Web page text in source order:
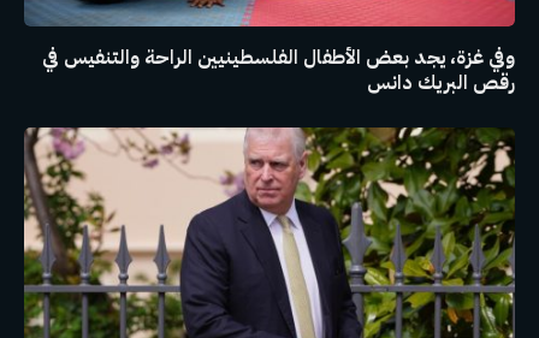
وفي غزة، يجد بعض الأطفال الفلسطينيين الراحة والتنفيس في
رقص البريك دانس